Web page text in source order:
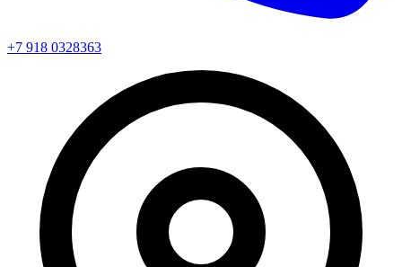
+7 918 0328363